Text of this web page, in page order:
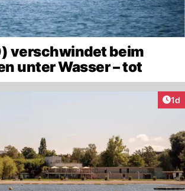
verschwindet beim
unter Wasser – tot
1d